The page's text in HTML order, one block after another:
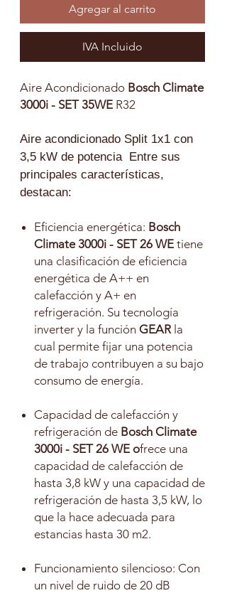
Agregar al carrito
IVA Incluido
Aire Acondicionado Bosch Climate
3000i - SET 35WE R32
Aire acondicionado Split 1x1 con
3,5 kW de potencia Entre sus
principales características,
destacan:
Eficiencia energética: Bosch
Climate 3000i - SET 26 WE tiene
una clasificación de eficiencia
energética de A++ en
calefacción y A+ en
refrigeración. Su tecnología
inverter y la función GEARla
cual permite fijar una potencia
de trabajo contribuyen a su bajo
consumo de energía.
Capacidad de calefacción y
refrigeración de Bosch Climate
3000i - SET 26 WE ofrece una
capacidad de calefacción de
hasta 3,8 kW y una capacidad de
refrigeración de hasta 3,5 kW, lo
que la hace adecuada para
estancias hasta 30 m2.
Funcionamiento silencioso: Con
un nivel de ruido de 20 dB